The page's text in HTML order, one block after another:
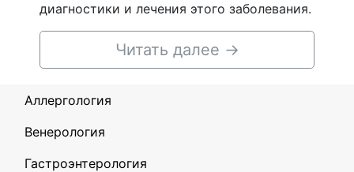
диагностики и лечения этого заболевания.
Читать далее →
Аллергология
Венерология
Гастроэнтерология